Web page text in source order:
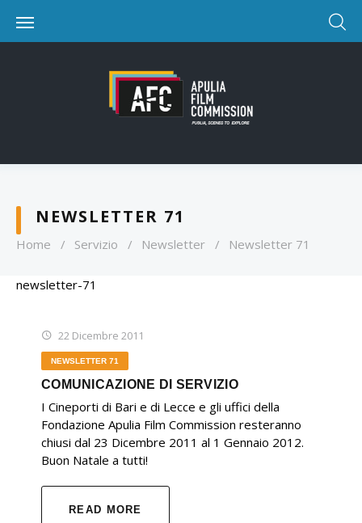
NEWSLETTER 71
Home / Servizio / Newsletter / Newsletter 71
newsletter-71
22 Dicembre 2011
NEWSLETTER 71
COMUNICAZIONE DI SERVIZIO
I Cineporti di Bari e di Lecce e gli uffici della
Fondazione Apulia Film Commission resteranno
chiusi dal 23 Dicembre 2011 al 1 Gennaio 2012.
Buon Natale a tutti!
READ MORE